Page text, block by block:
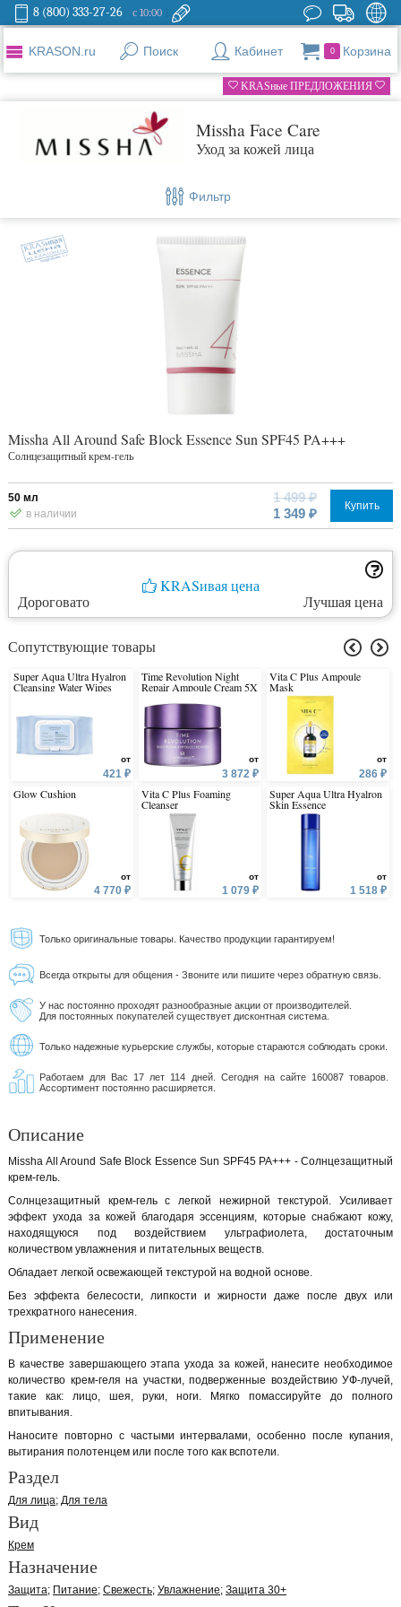
8 (800) 333-27-26 с 10:00
KRASON.ru Поиск Кабинет 0 Корзина
KRASные ПРЕДЛОЖЕНИЯ
Missha Face Care
Уход за кожей лица
Фильтр
Missha All Around Safe Block Essence Sun SPF45 PA+++
Солнцезащитный крем-гель
50 мл
в наличии
1 499 ₽
1 349 ₽
Купить
KRASивая цена
Дороговато
Лучшая цена
Сопутствующие товары
Super Aqua Ultra Hyalron
Cleansing Water Wipes
от
421 ₽
Glow Cushion
от
4 770 ₽
Time Revolution Night
Repair Ampoule Cream 5X
от
3 872 ₽
Vita C Plus Foaming
Cleanser
от
1 079 ₽
Vita C Plus Ampoule
Mask
от
286 ₽
Super Aqua Ultra Hyalron
Skin Essence
от
1 518 ₽
Только оригинальные товары. Качество продукции гарантируем!
Всегда открыты для общения - Звоните или пишите через обратную связь.
У нас постоянно проходят разнообразные акции от производителей.
Для постоянных покупателей существует дисконтная система.
Только надежные курьерские службы, которые стараются соблюдать сроки.
Работаем для Вас 17 лет 114 дней. Сегодня на сайте 160087 товаров.
Ассортимент постоянно расширяется.
Описание
Missha All Around Safe Block Essence Sun SPF45 PA+++ - Солнцезащитный
крем-гель.
Солнцезащитный крем-гель с легкой нежирной текстурой. Усиливает
эффект ухода за кожей благодаря эссенциям, которые снабжают кожу,
находящуюся под воздействием ультрафиолета, достаточным
количеством увлажнения и питательных веществ.
Обладает легкой освежающей текстурой на водной основе.
Без эффекта белесости, липкости и жирности даже после двух или
трехкратного нанесения.
Применение
В качестве завершающего этапа ухода за кожей, нанесите необходимое
количество крем-геля на участки, подверженные воздействию УФ-лучей,
такие как: лицо, шея, руки, ноги. Мягко помассируйте до полного
впитывания.
Наносите повторно с частыми интервалами, особенно после купания,
вытирания полотенцем или после того как вспотели.
Раздел
Для лица Для тела
Вид
Крем
Назначение
Защита Питание Свежесть Увлажнение Защита 30+